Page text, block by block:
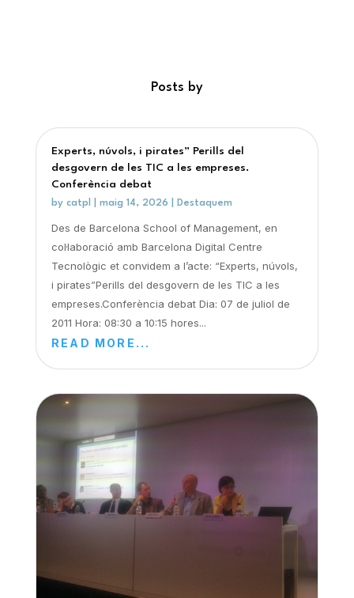
Posts by
Experts, núvols, i pirates” Perills del
desgovern de les TIC a les empreses.
Conferència debat
by catpl maig 14, 2026 Destaquem
Des de Barcelona School of Management, en
col·laboració amb Barcelona Digital Centre
Tecnològic et convidem a l’acte: “Experts, núvols,
i pirates”Perills del desgovern de les TIC a les
empreses.Conferència debat Dia: 07 de juliol de
2011 Hora: 08:30 a 10:15 hores...
READ MORE...